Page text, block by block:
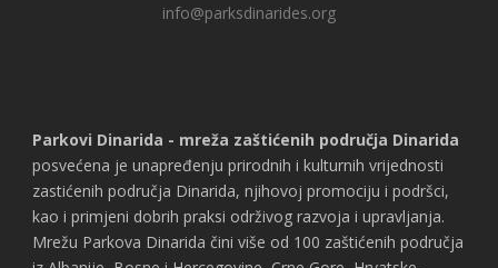
info@parksdinarides.org
Parkovi Dinarida - mreža zaštićenih područja Dinarida
posvećena je unapređenju prirodnih i kulturnih vrijednosti
zastićenih područja Dinarida, njihovoj promociju i podršci,
kao i primjeni dobrih praksi održivog razvoja i upravljanja.
Mrežu Parkova Dinarida čini više od 100 zaštićenih područja